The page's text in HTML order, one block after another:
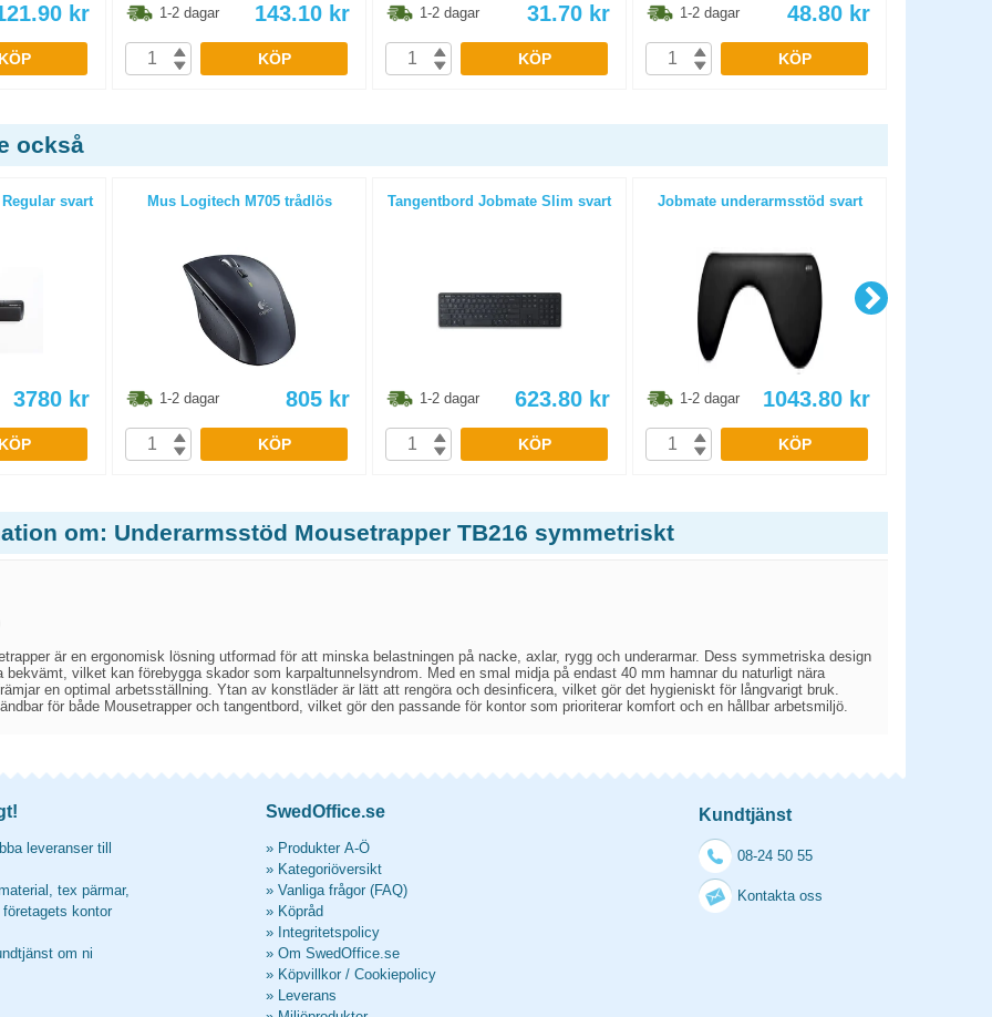
kr
KÖP
1-2 dagar 143.10 kr
KÖP
1-2 dagar 31.70 kr
KÖP
1-2 dagar 48.80 kr
KÖP
också
svart
3780 kr
KÖP
Mus Logitech M705 trådlös
1-2 dagar 805 kr
KÖP
Tangentbord Jobmate Slim svart
1-2 dagar 623.80 kr
KÖP
Jobmate underarmsstöd svart
1-2 dagar 1043.80 kr
KÖP
om: Underarmsstöd Mousetrapper TB216 symmetriskt
är en ergonomisk lösning utformad för att minska belastningen på nacke, axlar, rygg och underarmar. Dess symmetriska design
bekvämt, vilket kan förebygga skador som karpaltunnelsyndrom. Med en smal midja på endast 40 mm hamnar du naturligt nära
en optimal arbetsställning. Ytan av konstläder är lätt att rengöra och desinficera, vilket gör det hygieniskt för långvarigt bruk.
för både Mousetrapper och tangentbord, vilket gör den passande för kontor som prioriterar komfort och en hållbar arbetsmiljö.
leveranser till
tex pärmar,
kontor
om ni
SwedOffice.se
» Produkter A-Ö
» Kategoriöversikt
» Vanliga frågor (FAQ)
» Köpråd
» Integritetspolicy
» Om SwedOffice.se
» Köpvillkor / Cookiepolicy
» Leverans
Kundtjänst
08-24 50 55
Kontakta oss